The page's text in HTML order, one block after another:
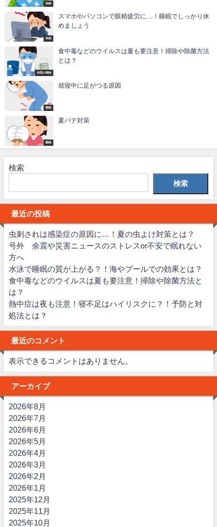
快眠
快眠
スマホやパソコンで眼精疲労に…！睡眠でしっかり休
めましょう
布団の掃除
食中毒などのウイルスは夏も要注意！掃除や除菌方法
とは？
睡眠
就寝中に足がつる原因
睡眠
夏バテ対策
検索
検索
最近の投稿
虫刺されは感染症の原因に…！夏の虫よけ対策とは？
号外 余震や災害ニュースのストレスor不安で眠れない
方へ
水泳で睡眠の質が上がる？！海やプールでの効果とは？
食中毒などのウイルスは夏も要注意！掃除や除菌方法と
は？
熱中症は夜も注意！寝不足はハイリスクに？！予防と対
処法とは？
最近のコメント
表示できるコメントはありません。
アーカイブ
2026年8月
2026年7月
2026年6月
2026年5月
2026年4月
2026年3月
2026年2月
2026年1月
2025年12月
2025年11月
2025年10月